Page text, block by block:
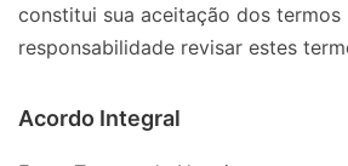
constitui sua aceitação dos termos
responsabilidade revisar estes
Acordo Integral